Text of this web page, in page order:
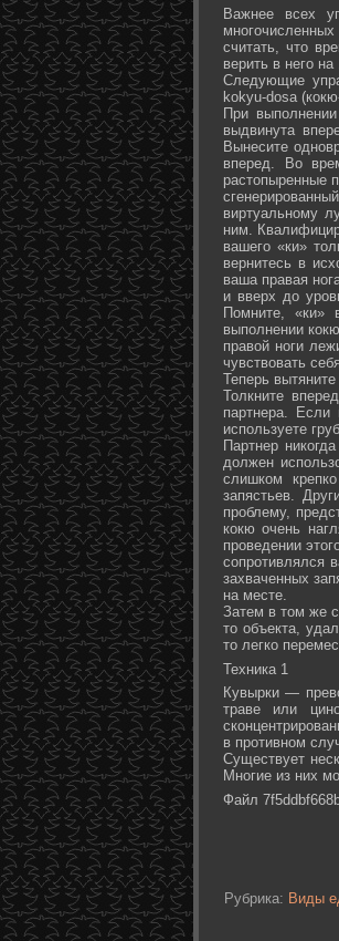
Важнее всех
считать, что
верить в него
Следующие
kokyu-dosa
При
выдвинута
Вынесите
вперед. Во
растопыренные
виртуальному
ним.
вашего «ки»
вернитесь в
ваша правая
и вверх до
Помните, «ки»
выполнении
правой ноги
чувствовать
Теперь
Толкните
партнера. Если
используете
Партнер
должен
слишком
запястьев.
проблему,
кокю очень
проведении
сопротивлялся
захваченных
на месте.
Затем в том же
то объекта,
то легко
Техника 1
Кувырки —
траве или
в противном
Существует
Многие из них
Файл
Рубрика: Виды